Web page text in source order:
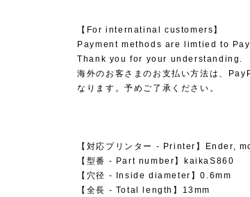
【For internatinal customers】
Payment methods are limtied to
Thank you for your understanding.
海外のお客さまのお支払い方法は、
なります。予めご了承ください。
【対応プリンター - Printer】Ender,
【型番 - Part number】kaikaS860
【穴径 - Inside diameter】0.6mm
【全長 - Total length】13mm